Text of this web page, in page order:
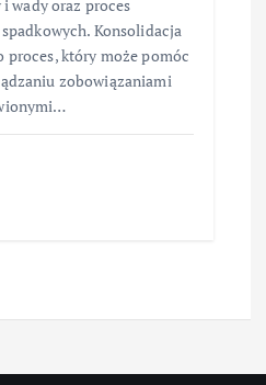
wady oraz proces
Konsolidacja
proces, który może pomóc
zobowiązaniami